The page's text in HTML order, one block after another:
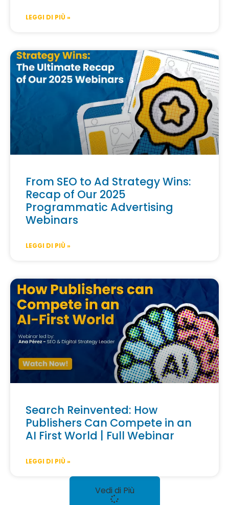
LEGGI DI PIÙ »
From SEO to Ad Strategy Wins:
Recap of Our 2025
Programmatic Advertising
Webinars
LEGGI DI PIÙ »
Search Reinvented: How
Publishers Can Compete in an
AI First World | Full Webinar
LEGGI DI PIÙ »
Vedi di Più